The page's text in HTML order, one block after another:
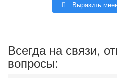
Выразить
Всегда на связи,
вопросы: